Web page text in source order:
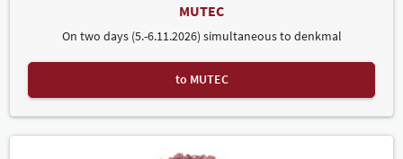
MUTEC
On two days (5.-6.11.2026) simultaneous to denkmal
to MUTEC